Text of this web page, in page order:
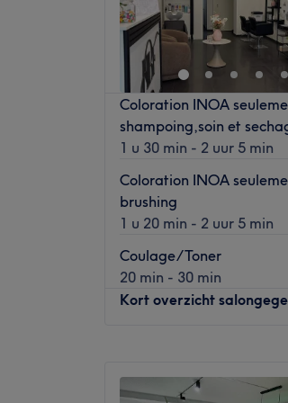
Zaterdag
Zondag
Bienvenue chez Espace
Woluwe-Saint-Lambert,
Transports publics les
Entre les stations de
Une formidable équipe
chaleureusement et
L’atmosphère : Espace
Coloration INOA
shampoing,soin et
1 u 30 min - 2 uur 5 min
Coloration INOA
brushing
1 u 20 min - 2 uur 5 min
Coulage/Toner
20 min - 30 min
Kort overzicht
Woensdag